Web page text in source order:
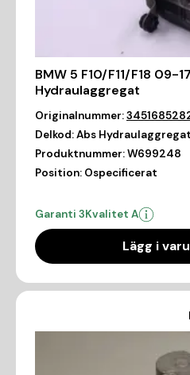
BMW 5 F10/F11/F18 09-
Hydraulaggregat
Originalnummer:
Delkod:Abs Hydraulaggregat
Produktnummer:W699248
Position: Ospecificerat
Garanti 3Kvalitet A
Lägg i